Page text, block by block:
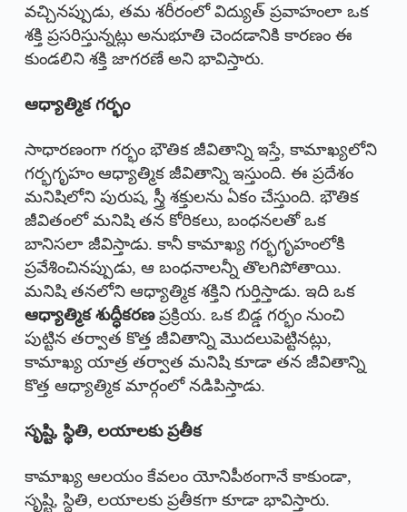
వచ్చినప్పుడు, తమ శరీరంలో విద్యుత్ ప్రవాహంలా ఒక
శక్తి ప్రసరిస్తున్నట్లు అనుభూతి చెందడానికి కారణం ఈ
కుండలిని శక్తి జాగరణే అని భావిస్తారు.
ఆధ్యాత్మిక గర్భం
సాధారణంగా గర్భం భౌతిక జీవితాన్ని ఇస్తే, కామాఖ్యలోని
గర్భగృహం ఆధ్యాత్మిక జీవితాన్ని ఇస్తుంది. ఈ ప్రదేశం
మనిషిలోని పురుష, స్త్రీ శక్తులను ఏకం చేస్తుంది. భౌతిక
జీవితంలో మనిషి తన కోరికలు, బంధనలతో ఒక
బానిసలా జీవిస్తాడు. కానీ కామాఖ్య గర్భగృహంలోకి
ప్రవేశించినప్పుడు, ఆ బంధనాలన్నీ తొలగిపోతాయి.
మనిషి తనలోని ఆధ్యాత్మిక శక్తిని గుర్తిస్తాడు. ఇది ఒక
ఆధ్యాత్మిక శుద్ధీకరణప్రక్రియ. ఒక బిడ్డ గర్భం నుంచి
పుట్టిన తర్వాత కొత్త జీవితాన్ని మొదలుపెట్టినట్లు,
కామాఖ్య యాత్ర తర్వాత మనిషి కూడా తన జీవితాన్ని
కొత్త ఆధ్యాత్మిక మార్గంలో నడిపిస్తాడు.
సృష్టి, స్థితి, లయాలకు ప్రతీక
కామాఖ్య ఆలయం కేవలం యోనిపీఠంగానే కాకుండా,
సృష్టి, స్థితి, లయాలకు ప్రతీకగా కూడా భావిస్తారు.